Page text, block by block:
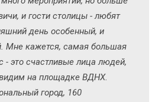
и гости столицы - любят
день особенный, и
Мне кажется, самая большая
- это счастливые лица людей,
на площадке ВДНХ.
город, 160